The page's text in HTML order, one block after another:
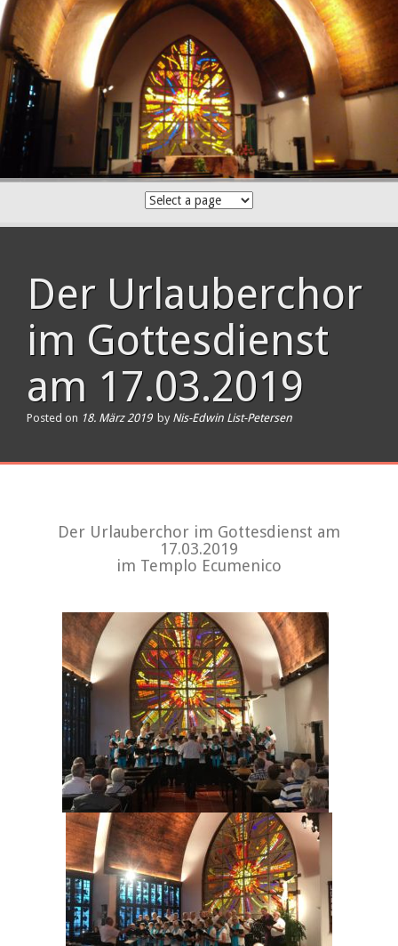
Skip
to
content
Der Urlauberchor
im Gottesdienst
am 17.03.2019
Posted on 18. März 2019 by Nis-Edwin List-Petersen
Der Urlauberchor im Gottesdienst am
17.03.2019
im Templo Ecumenico